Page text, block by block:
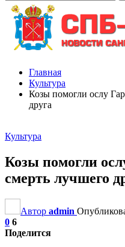
Главная
Культура
Козы помогли ослу
друга
Культура
Козы помогли
смерть лучшего
Автор admin
0 6
Поделится